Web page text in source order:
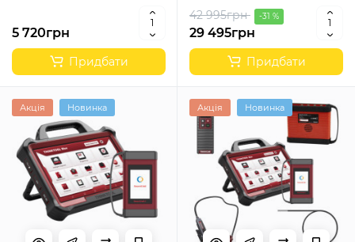
5 720грн
Придбати
42 995грн -31 %
29 495грн
Придбати
Акція Новинка Акція Новинка